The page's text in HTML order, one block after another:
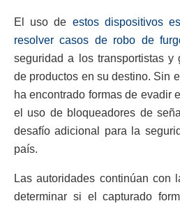
El uso de estos dispositivos
resolver casos de robo de
seguridad a los transportistas y
de productos en su destino. Sin
ha encontrado formas de evadir
el uso de bloqueadores de
desafío adicional para la
país.
Las autoridades continúan con
determinar si el capturado